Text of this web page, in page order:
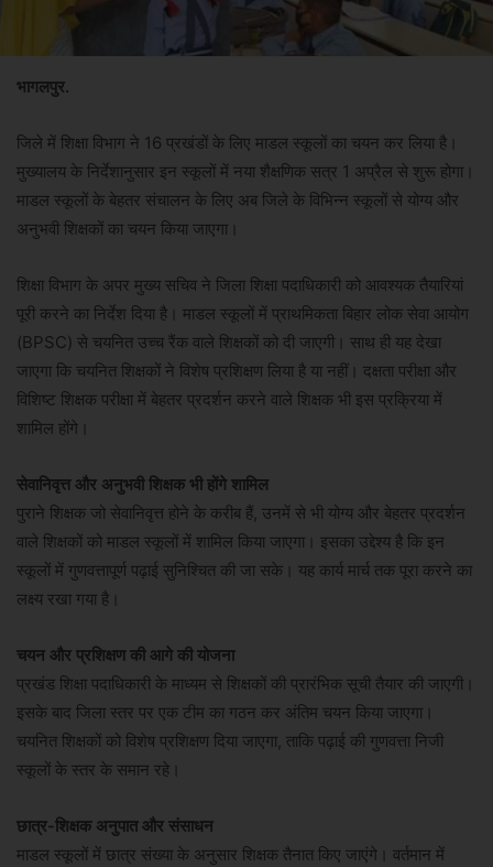
भागलपुर.
जिले में शिक्षा विभाग ने 16 प्रखंडों के लिए माडल स्कूलों का चयन कर लिया है।
मुख्यालय के निर्देशानुसार इन स्कूलों में नया शैक्षणिक सत्र 1 अप्रैल से शुरू होगा।
माडल स्कूलों के बेहतर संचालन के लिए अब जिले के विभिन्न स्कूलों से योग्य और
अनुभवी शिक्षकों का चयन किया जाएगा।
शिक्षा विभाग के अपर मुख्य सचिव ने जिला शिक्षा पदाधिकारी को आवश्यक तैयारियां
पूरी करने का निर्देश दिया है। माडल स्कूलों में प्राथमिकता बिहार लोक सेवा आयोग
(BPSC) से चयनित उच्च रैंक वाले शिक्षकों को दी जाएगी। साथ ही यह देखा
जाएगा कि चयनित शिक्षकों ने विशेष प्रशिक्षण लिया है या नहीं। दक्षता परीक्षा और
विशिष्ट शिक्षक परीक्षा में बेहतर प्रदर्शन करने वाले शिक्षक भी इस प्रक्रिया में
शामिल होंगे।
सेवानिवृत्त और अनुभवी शिक्षक भी होंगे शामिल
पुराने शिक्षक जो सेवानिवृत्त होने के करीब हैं, उनमें से भी योग्य और बेहतर प्रदर्शन
वाले शिक्षकों को माडल स्कूलों में शामिल किया जाएगा। इसका उद्देश्य है कि इन
स्कूलों में गुणवत्तापूर्ण पढ़ाई सुनिश्चित की जा सके। यह कार्य मार्च तक पूरा करने का
लक्ष्य रखा गया है।
चयन और प्रशिक्षण की आगे की योजना
प्रखंड शिक्षा पदाधिकारी के माध्यम से शिक्षकों की प्रारंभिक सूची तैयार की जाएगी।
इसके बाद जिला स्तर पर एक टीम का गठन कर अंतिम चयन किया जाएगा।
चयनित शिक्षकों को विशेष प्रशिक्षण दिया जाएगा, ताकि पढ़ाई की गुणवत्ता निजी
स्कूलों के स्तर के समान रहे।
छात्र-शिक्षक अनुपात और संसाधन
माडल स्कूलों में छात्र संख्या के अनुसार शिक्षक तैनात किए जाएंगे। वर्तमान में